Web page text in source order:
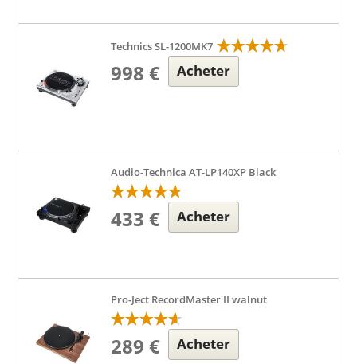
Technics SL-1200MK7
998 € Acheter
Audio-Technica AT-LP140XP Black
433 € Acheter
Pro-Ject RecordMaster II walnut
289 € Acheter